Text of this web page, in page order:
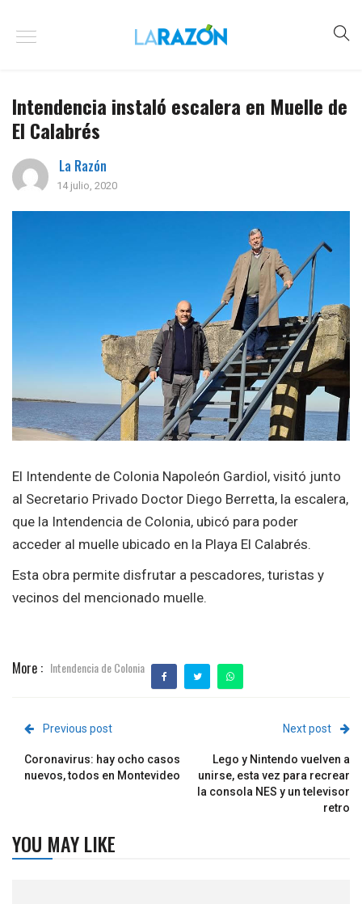
Intendencia instaló escalera en Muelle de
El Calabrés
La Razón
14 julio, 2020
El Intendente de Colonia Napoleón Gardiol, visitó junto
al Secretario Privado Doctor Diego Berretta, la escalera,
que la Intendencia de Colonia, ubicó para poder
acceder al muelle ubicado en la Playa El Calabrés.
Esta obra permite disfrutar a pescadores, turistas y
vecinos del mencionado muelle.
More : Intendencia de Colonia
Previous post
Coronavirus: hay ocho casos
nuevos, todos en Montevideo
Next post
Lego y Nintendo vuelven a
unirse, esta vez para recrear
la consola NES y un televisor
retro
YOU MAY LIKE